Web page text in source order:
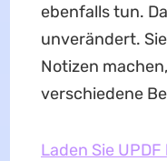
ebenfalls tun.
unverändert.
Notizen
verschiedene
Laden Sie